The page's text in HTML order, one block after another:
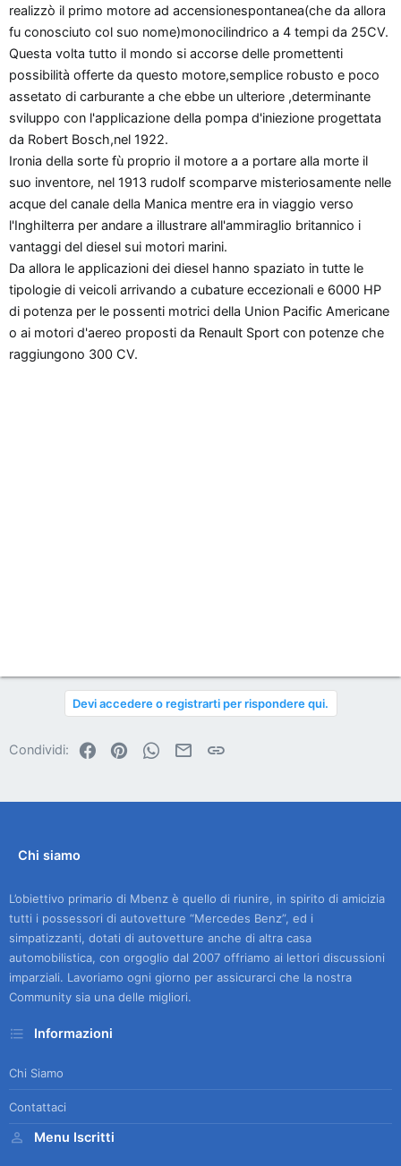
realizzò il primo motore ad accensionespontanea(che da allora
fu conosciuto col suo nome)monocilindrico a 4 tempi da 25CV.
Questa volta tutto il mondo si accorse delle promettenti
possibilità offerte da questo motore,semplice robusto e poco
assetato di carburante a che ebbe un ulteriore ,determinante
sviluppo con l'applicazione della pompa d'iniezione progettata
da Robert Bosch,nel 1922.
Ironia della sorte fù proprio il motore a a portare alla morte il
suo inventore, nel 1913 rudolf scomparve misteriosamente nelle
acque del canale della Manica mentre era in viaggio verso
l'Inghilterra per andare a illustrare all'ammiraglio britannico i
vantaggi del diesel sui motori marini.
Da allora le applicazioni dei diesel hanno spaziato in tutte le
tipologie di veicoli arrivando a cubature eccezionali e 6000 HP
di potenza per le possenti motrici della Union Pacific Americane
o ai motori d'aereo proposti da Renault Sport con potenze che
raggiungono 300 CV.
Devi accedere o registrarti per rispondere qui.
Condividi: FacebookPinterestWhatsApp
Email
Chi siamo
L’obiettivo primario di Mbenz è quello di riunire, in spirito di amicizia
tutti i possessori di autovetture “Mercedes Benz”, ed i
simpatizzanti, dotati di autovetture anche di altra casa
automobilistica, con orgoglio dal 2007 offriamo ai lettori discussioni
imparziali. Lavoriamo ogni giorno per assicurarci che la nostra
Community sia una delle migliori.
Informazioni
Chi Siamo
Contattaci
Menu Iscritti